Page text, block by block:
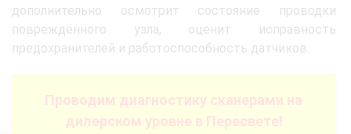
дополнительно осмотрит состояние проводки
повреждённого узла, оценит исправность
предохранителей и работоспособность датчиков.
Проводим диагностику сканерами на
дилерском уровне в Пересвете!